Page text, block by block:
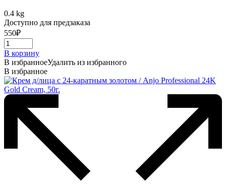
0.4 kg
Доступно для предзаказа
550₽
В корзину
В избранноеУдалить из избранного
В избранное